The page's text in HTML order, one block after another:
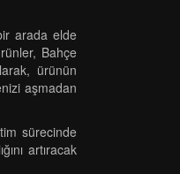
arada elde
Bahçe
ürünün
aşmadan
sürecinde
artıracak